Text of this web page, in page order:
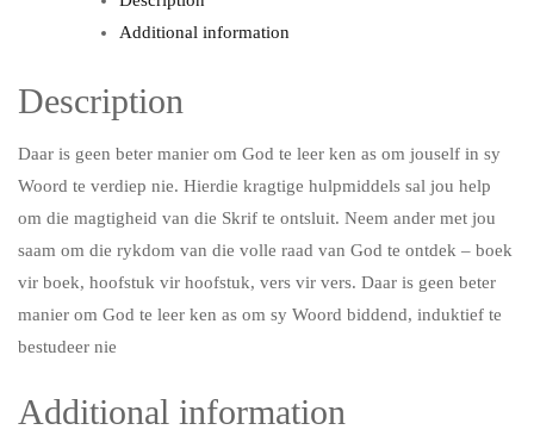
Additional information
Description
Daar is geen beter manier om God te leer ken as om jouself in sy
Woord te verdiep nie. Hierdie kragtige hulpmiddels sal jou help
om die magtigheid van die Skrif te ontsluit. Neem ander met jou
saam om die rykdom van die volle raad van God te ontdek – boek
vir boek, hoofstuk vir hoofstuk, vers vir vers. Daar is geen beter
manier om God te leer ken as om sy Woord biddend, induktief te
bestudeer nie
Additional information